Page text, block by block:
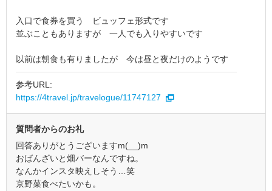
入口で食券を買う ビュッフェ形式です
並ぶこともありますが 一人でも入りやすいです
以前は朝食も有りましたが 今は昼と夜だけのようです
参考URL:
https://4travel.jp/travelogue/11747127
質問者からのお礼
回答ありがとうございますm(__)m
おばんざいと畑バーなんですね。
なんかインスタ映えしそう…笑
京野菜食べたいかも。